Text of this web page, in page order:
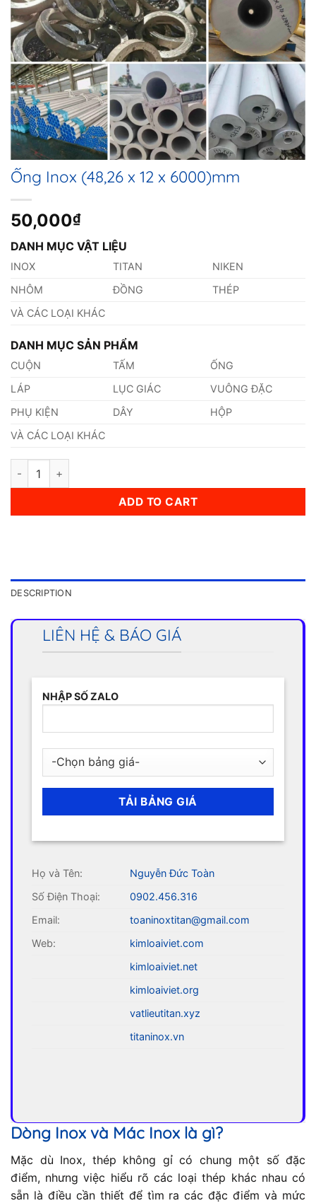
Ống Inox (48,26 x 12 x 6000)mm
50,000₫
DANH MỤC VẬT LIỆU
INOX TITAN
NIKEN
NHÔM
ĐỒNG
THÉP
VÀ CÁC LOẠI KHÁC
DANH MỤC SẢN PHẨM
CUỘN TẤM
ỐNG
LÁP
LỤC GIÁC
VUÔNG ĐẶC
PHỤ KIỆN
DÂY
HỘP
VÀ CÁC LOẠI KHÁC
Ống Inox (48,26 x 12 x 6000)mm quantity
ADD TO CART
DESCRIPTION
LIÊN HỆ & BÁO GIÁ
NHẬP SỐ ZALO
Họ và Tên:
Nguyễn Đức Toàn
Số Điện Thoại:
0902.456.316
Email:
toaninoxtitan@gmail.com
Web:
kimloaiviet.com
kimloaiviet.net
kimloaiviet.org
vatlieutitan.xyz
titaninox.vn
Dòng Inox và Mác Inox là gì?
Mặc dù Inox, thép không gỉ có chung một số đặc
điểm, nhưng việc hiểu rõ các loại thép khác nhau có
sẵn là điều cần thiết để tìm ra các đặc điểm và mức